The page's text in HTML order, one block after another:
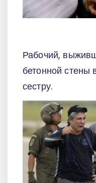
Рабочий,
бетонной стены
сестру.